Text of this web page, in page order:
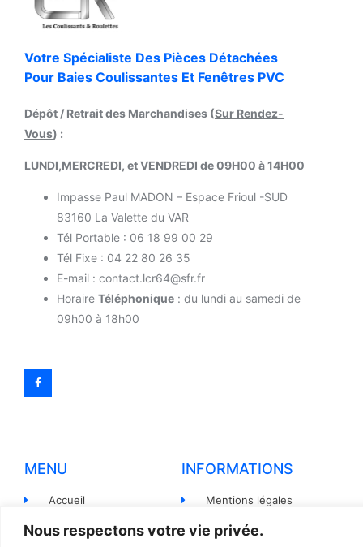
Nous respectons votre vie privée.
Votre Spécialiste Des Pièces Détachées
Pour Baies Coulissantes Et Fenêtres PVC
Dépôt / Retrait des Marchandises (Sur Rendez-
Vous) :
LUNDI,MERCREDI, et VENDREDI de 09H00 à 14H00
Impasse Paul MADON – Espace Frioul -SUD
83160 La Valette du VAR
Tél Portable : 06 18 99 00 29
Tél Fixe : 04 22 80 26 35
E-mail : contact.lcr64@sfr.fr
Horaire Téléphonique : du lundi au samedi de
09h00 à 18h00
MENU
Accueil
Produits
INFORMATIONS
Mentions légales
Politiques de
confidentialité